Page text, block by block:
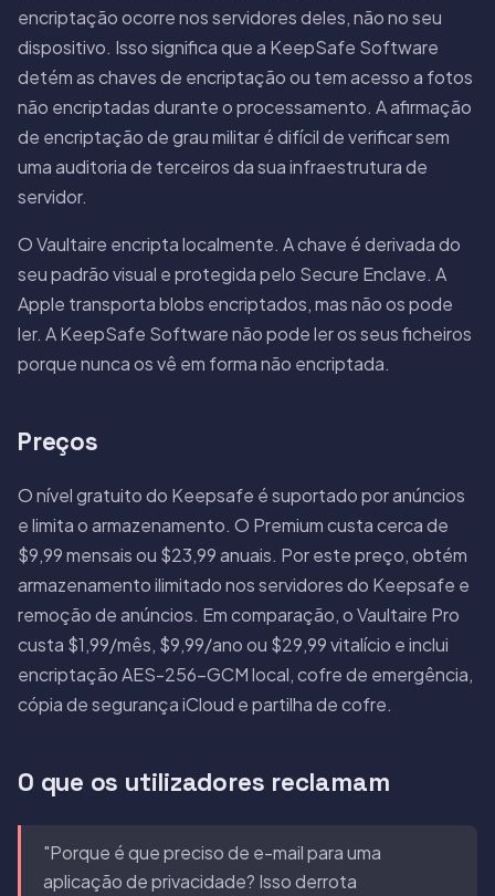
encriptação ocorre nos servidores deles, não no seu
dispositivo. Isso significa que a KeepSafe Software
detém as chaves de encriptação ou tem acesso a fotos
não encriptadas durante o processamento. A afirmação
de encriptação de grau militar é difícil de verificar sem
uma auditoria de terceiros da sua infraestrutura de
servidor.
O Vaultaire encripta localmente. A chave é derivada do
seu padrão visual e protegida pelo Secure Enclave. A
Apple transporta blobs encriptados, mas não os pode
ler. A KeepSafe Software não pode ler os seus ficheiros
porque nunca os vê em forma não encriptada.
Preços
O nível gratuito do Keepsafe é suportado por anúncios
e limita o armazenamento. O Premium custa cerca de
$9,99 mensais ou $23,99 anuais. Por este preço, obtém
armazenamento ilimitado nos servidores do Keepsafe e
remoção de anúncios. Em comparação, o Vaultaire Pro
custa $1,99/mês, $9,99/ano ou $29,99 vitalício e inclui
encriptação AES-256-GCM local, cofre de emergência,
cópia de segurança iCloud e partilha de cofre.
O que os utilizadores reclamam
"Porque é que preciso de e-mail para uma
aplicação de privacidade? Isso derrota